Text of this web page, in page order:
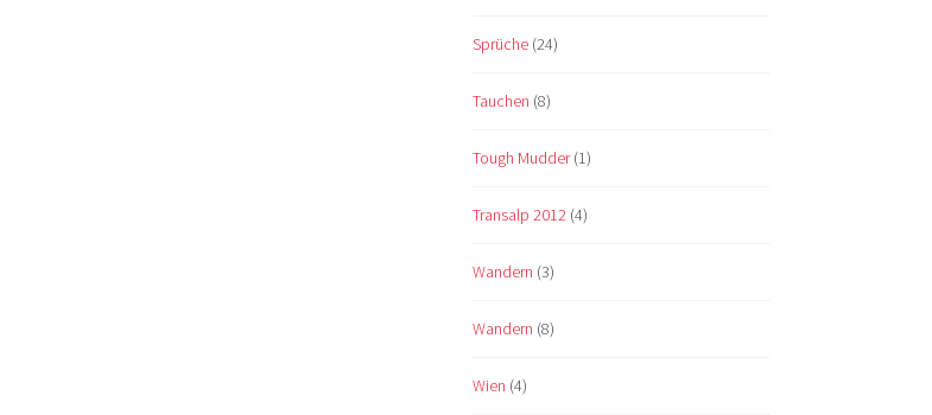
Sprüche (24)
Tauchen (8)
Tough Mudder(1)
Transalp 2012 (4)
Wandern (3)
Wandern (8)
Wien (4)